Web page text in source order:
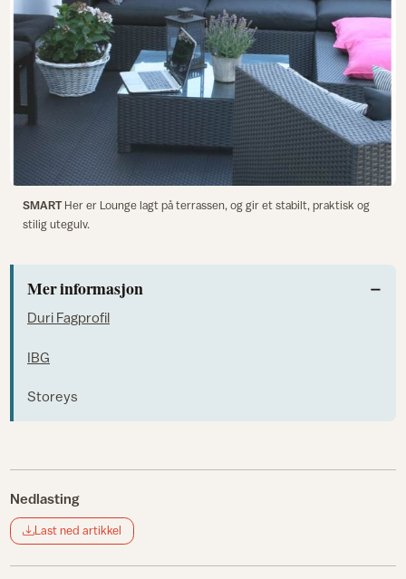
SMARTHer er Lounge lagt på terrassen, og gir et stabilt, praktisk og
stilig utegulv.
Mer informasjon
Duri Fagprofil
IBG
Storeys
Nedlasting
Last ned artikkel